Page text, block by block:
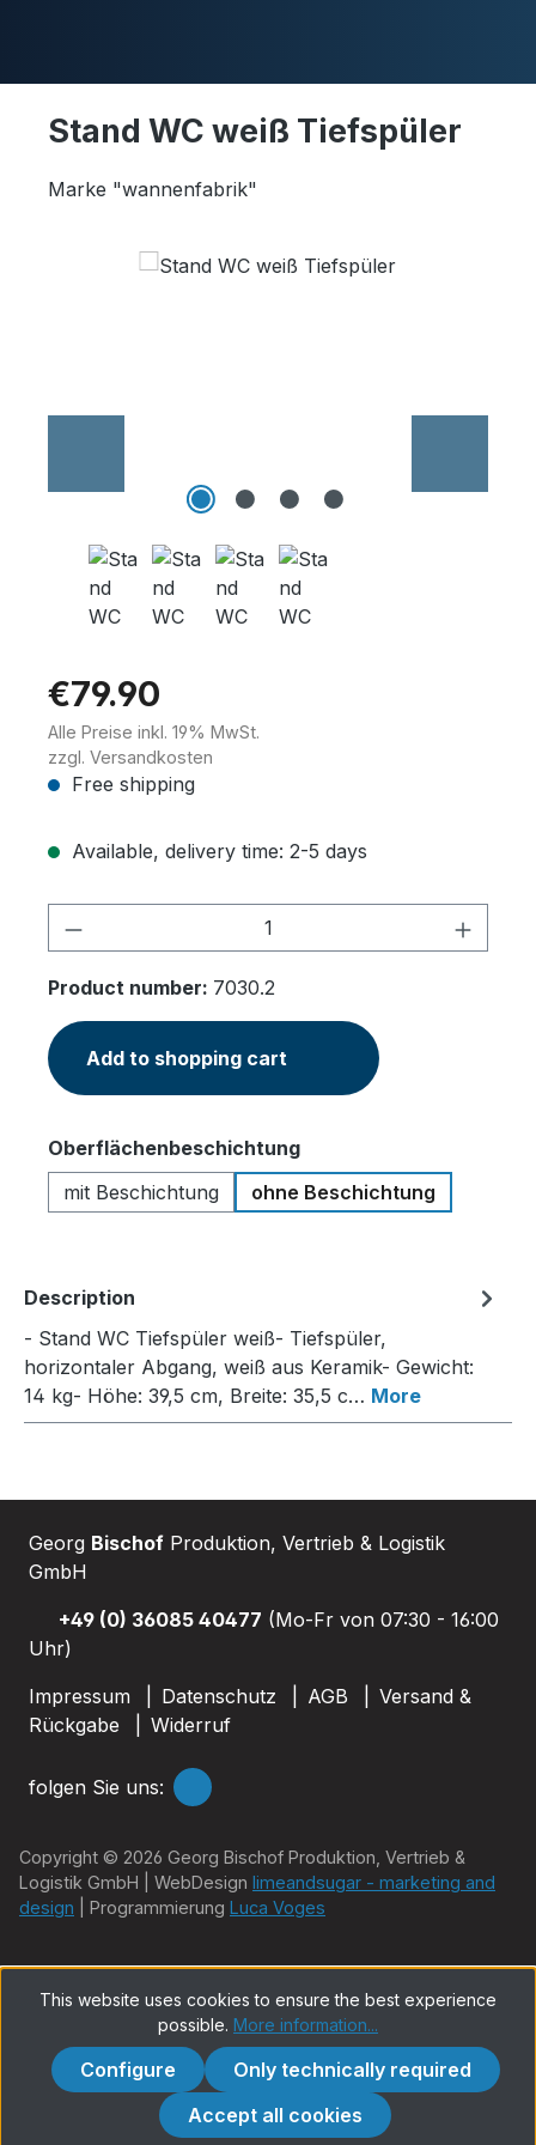
Duschwannen
Sanitärkeramik
Stand WC weiß Tiefspüler
Marke "wannenfabrik"
Skip image gallery
€79.90
Alle Preise inkl. 19% MwSt.
zzgl. Versandkosten
Free shipping
Available, delivery time: 2-5 days
Product Quantity: Enter the desired
Product number: 7030.2
Add to shopping cart
Select
Oberflächenbeschichtung
mit Beschichtung
ohne Beschichtung
Description
- Stand WC Tiefspüler weiß- Tiefspüler,
horizontaler Abgang, weiß aus Keramik- Gewicht:
14 kg- Höhe: 39,5 cm, Breite: 35,5 c… More
Georg Bischof Produktion, Vertrieb & Logistik
GmbH
+49 (0) 36085 40477 (Mo-Fr von 07:30 - 16:00
Uhr)
Impressum
Datenschutz AGB
Versand &
Rückgabe
Widerruf
folgen Sie uns:
Copyright © 2026 Georg Bischof Produktion, Vertrieb &
Logistik GmbH | WebDesign limeandsugar - marketing and
design | Programmierung Luca Voges
This website uses cookies to ensure the best experience
possible. More information...
Only technically required
Configure
Accept all cookies